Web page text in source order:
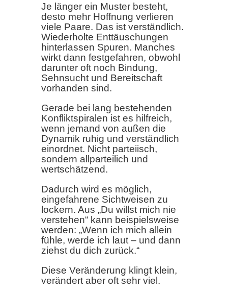
Je länger ein Muster besteht,
desto mehr Hoffnung verlieren
viele Paare. Das ist verständlich.
Wiederholte Enttäuschungen
hinterlassen Spuren. Manches
wirkt dann festgefahren, obwohl
darunter oft noch Bindung,
Sehnsucht und Bereitschaft
vorhanden sind.
Gerade bei lang bestehenden
Konfliktspiralen ist es hilfreich,
wenn jemand von außen die
Dynamik ruhig und verständlich
einordnet. Nicht parteiisch,
sondern allparteilich und
wertschätzend.
Dadurch wird es möglich,
eingefahrene Sichtweisen zu
lockern. Aus „Du willst mich nie
verstehen“ kann beispielsweise
werden: „Wenn ich mich allein
fühle, werde ich laut – und dann
ziehst du dich zurück.“
Diese Veränderung klingt klein,
verändert aber oft sehr viel.